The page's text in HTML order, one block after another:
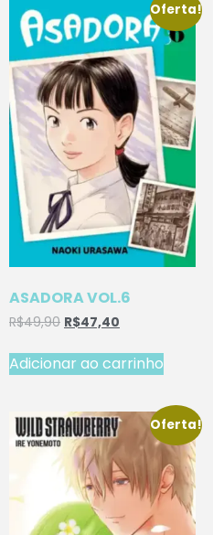
Oferta!
ASADORA VOL.6
R$49,90 R$47,40
Adicionar ao carrinho
Oferta!